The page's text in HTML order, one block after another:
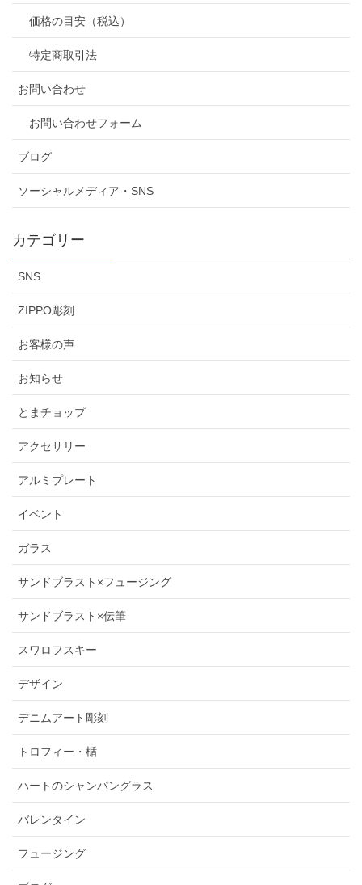
価格の目安（税込）
特定商取引法
お問い合わせ
お問い合わせフォーム
ブログ
ソーシャルメディア・SNS
カテゴリー
SNS
ZIPPO彫刻
お客様の声
お知らせ
とまチョップ
アクセサリー
アルミプレート
イベント
ガラス
サンドブラスト×フュージング
サンドブラスト×伝筆
スワロフスキー
デザイン
デニムアート彫刻
トロフィー・楯
ハートのシャンパングラス
バレンタイン
フュージング